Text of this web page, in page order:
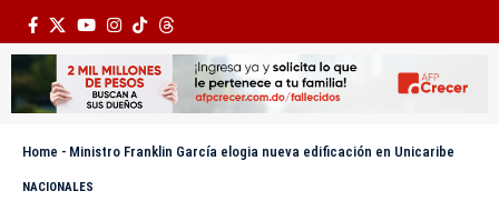
Home - Ministro Franklin García elogia nueva edificación en Unicaribe
NACIONALES